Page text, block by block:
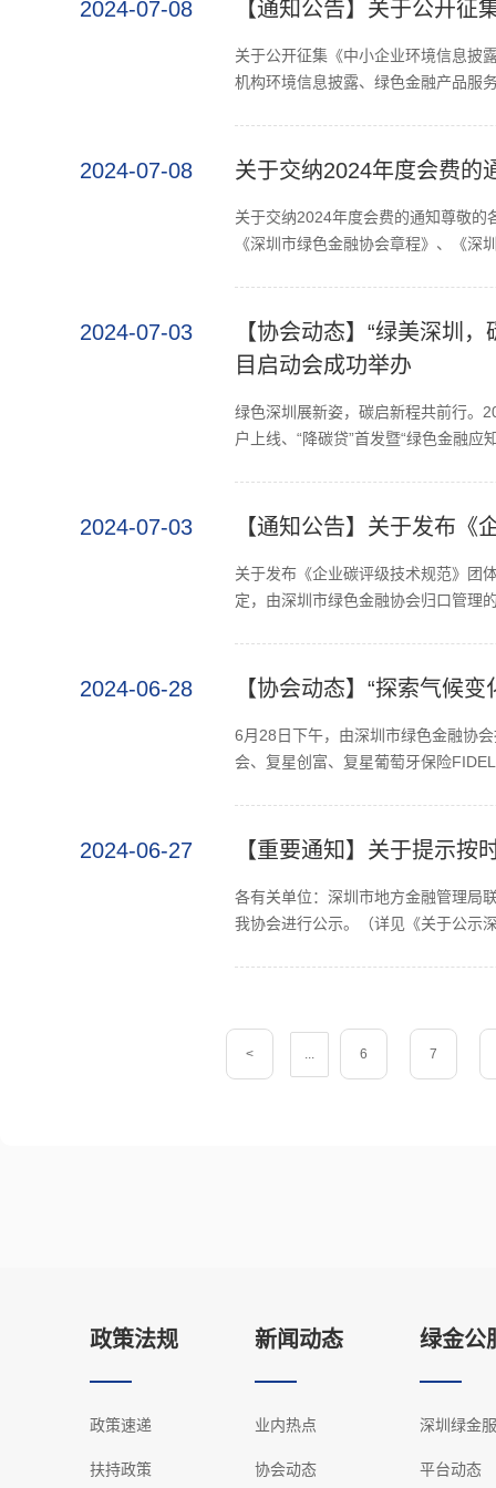
2024-07-08 【通知公告】关于公开
关于公开征集《中小企业环境信息披
机构环境信息披露、绿色金融产品服
2024-07-08 关于交纳2024年度会费的
关于交纳2024年度会费的通知尊敬
《深圳市绿色金融协会章程》、《深
2024-07-03
【协会动态】“绿美深圳
目启动会成功举办
绿色深圳展新姿，碳启新程共前行。
户上线、“降碳贷”首发暨“绿色金融应
2024-07-03 【通知公告】关于发布《
关于发布《企业碳评级技术规范》团
定，由深圳市绿色金融协会归口管理
2024-06-28 【协会动态】“探索气候
6月28日下午，由深圳市绿色金融协
会、复星创富、复星葡萄牙保险
2024-06-27 【重要通知】关于提示按
各有关单位：深圳市地方金融管理局
我协会进行公示。（详见《关于公示
< ... 6 7
政策法规
政策速递
扶持政策
新闻动态
业内热点
协会动态
绿金公
深圳绿金
平台动态